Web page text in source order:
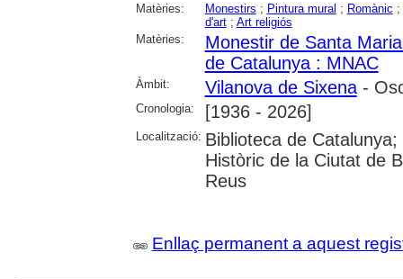
Matèries: Monestirs ; Pintura mural ; Romànic ;
d'art; Art religiós
Matèries:
Monestir de Santa
de Catalunya : MNAC
Àmbit: Vilanova de Sixena-
Cronologia: [1936 - 2026]
Localització: Biblioteca de
Històric de la Ciutat de
Reus
Enllaç permanent a aquest